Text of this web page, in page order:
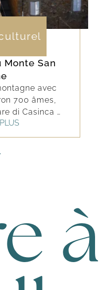
Monte San
avec
700 âmes,
di Casinca
et de
piémont
Village
fontaines
eaux pures.
en pierres
de lauzes
ruelles,
une agréable